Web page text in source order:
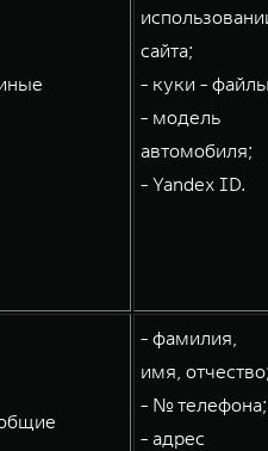
сайта;
- куки -
- модель
автомобиля;
- Yandex ID.
- фамилия,
имя,
- № телефона;
- адрес